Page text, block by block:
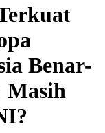
Benar-
Masih